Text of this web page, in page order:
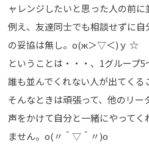
ャレンジしたいと思った人の前に
例え、友達同士でも相談せずに
の妥協は無し。о(ж＞▽＜)ｙ ☆
ということは・・・、1グループ5
誰も並んでくれない人が出てくる
そんなときは頑張って、他のリ
声をかけて自分と一緒にやって
ません。o(〃＾▽＾〃)o